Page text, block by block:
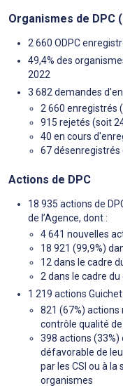
Organismes de DPC
2 660 ODPC
49,4% des
2022
3 682 demandes
2 660 enregistrés
915 rejetés (soit
40 en cours
67 désenregistrés
Actions de DPC
18 935 actions de
de l’Agence, dont :
4 641 nouvelles
18 921 (99,9%)
12 dans le cadre
2 dans le cadre
1 219 actions
821 (67%)
contrôle qualité
398 actions (33%)
défavorable de
par les CSI ou à
organismes